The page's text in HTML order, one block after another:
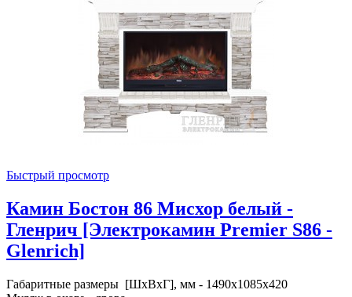
Быстрый просмотр
Камин Бостон 86 Мисхор белый -
Гленрич [Электрокамин Premier S86 -
Glenrich]
Габаритные размеры [ШxВxГ], мм - 1490x1085x420